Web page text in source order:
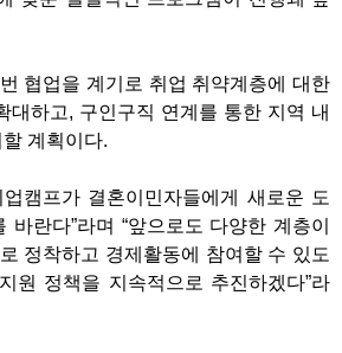
협업을 계기로 취업 취약계층에 대한
대하고, 구인구직 연계를 통한 지역 내
계획이다.
캠프가 결혼이민자들에게 새로운 도
바란다”라며 “앞으로도 다양한 계층이
정착하고 경제활동에 참여할 수 있도
원 정책을 지속적으로 추진하겠다”라